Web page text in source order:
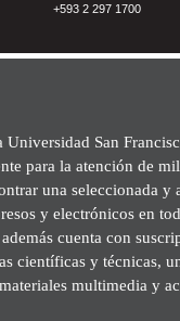
+593 2 297 1700
San
para la atención de
una seleccionada y
y electrónicos en
cuenta con
científicas y técnicas,
multimedia y